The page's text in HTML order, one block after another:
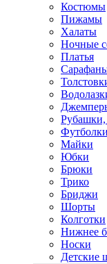
Костюмы
Пижамы
Халаты
Ночные
Платья
Рубашки,
Футболки
Майки
Юбки
Брюки
Трико
Бриджи
Шорты
Колготки
Нижнее
Носки
Детские